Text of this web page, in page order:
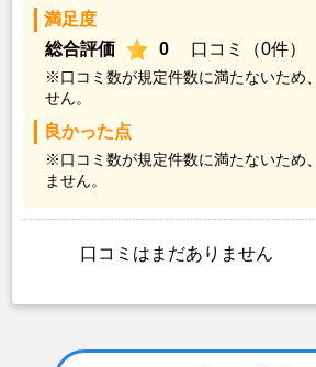
満足度
総合評価
0 口コミ（0件）
※口コミ数が規定件数に満たないため
せん。
良かった点
※口コミ数が規定件数に満たないため
ません。
口コミはまだありません